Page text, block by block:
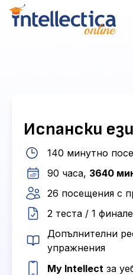
Испански
140 минутно
90 часа, 3640
26 посещения с
2 теста / 1
Допълнителни
упражнения
My Intellect за